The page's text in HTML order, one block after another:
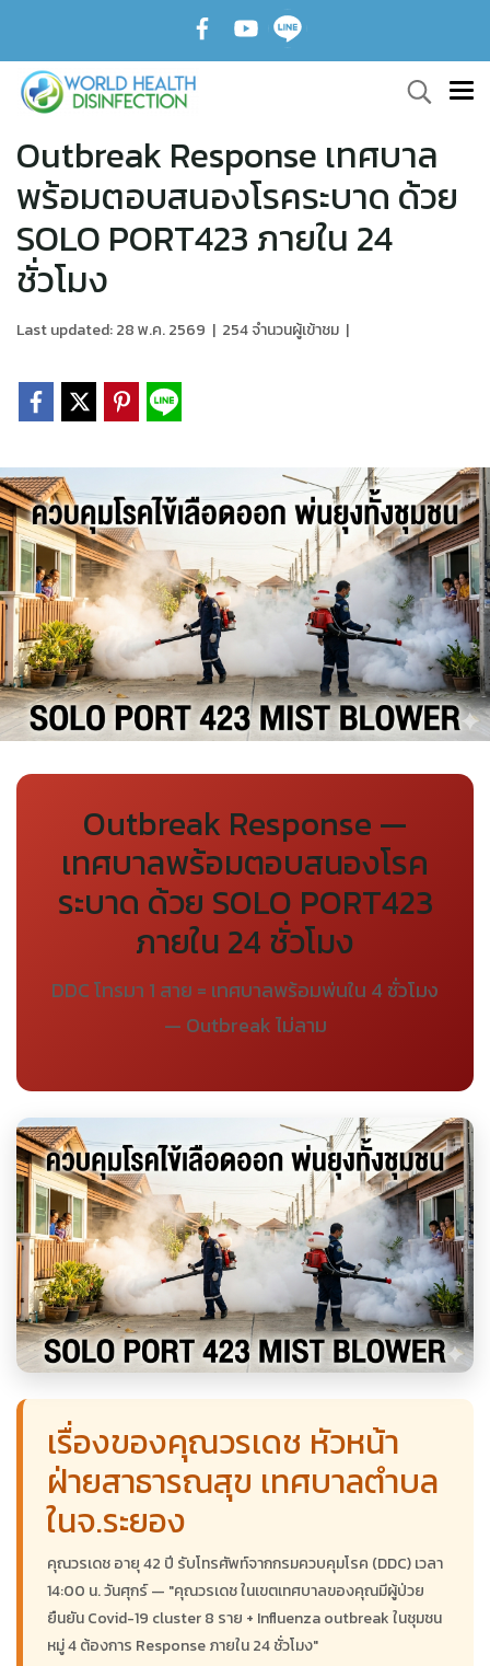
Outbreak Response เทศบาล
พร้อมตอบสนองโรคระบาด ด้วย
SOLO PORT423 ภายใน 24
ชั่วโมง
Last updated: 28 พ.ค. 2569 | 254 จำนวนผู้เข้าชม |
Outbreak Response —
เทศบาลพร้อมตอบสนองโรค
ระบาด ด้วย SOLO PORT423
ภายใน 24 ชั่วโมง
DDC โทรมา 1 สาย = เทศบาลพร้อมพ่นใน 4 ชั่วโมง
— Outbreak ไม่ลาม
เรื่องของคุณวรเดช หัวหน้า
ฝ่ายสาธารณสุข เทศบาลตำบล
ในจ.ระยอง
คุณวรเดช อายุ 42 ปี รับโทรศัพท์จากกรมควบคุมโรค (DDC) เวลา
14:00 น. วันศุกร์ — "คุณวรเดช ในเขตเทศบาลของคุณมีผู้ป่วย
ยืนยัน Covid-19 cluster 8 ราย + Influenza outbreak ในชุมชน
หมู่ 4 ต้องการ Response ภายใน 24 ชั่วโมง"